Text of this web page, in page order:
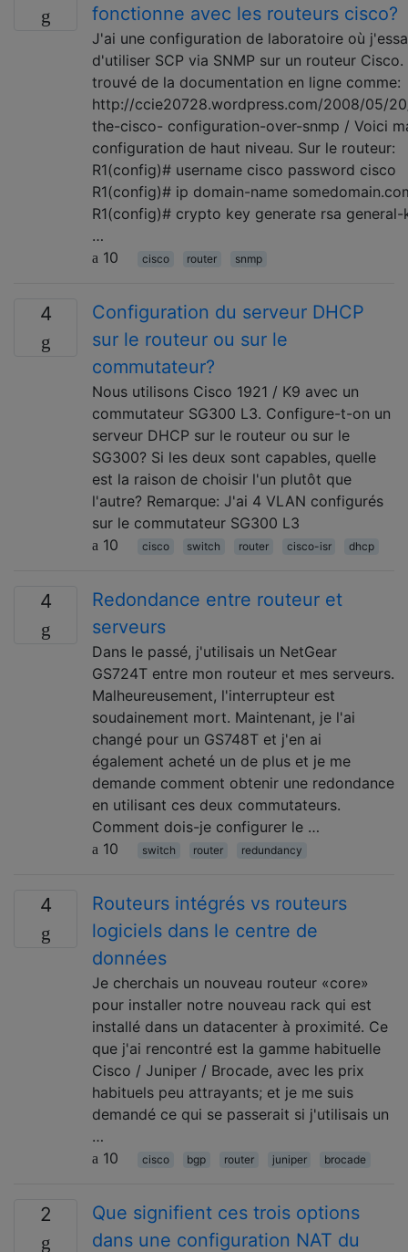
fonctionne avec les routeurs cisco?
J'ai une configuration de laboratoire où
d'utiliser SCP via SNMP sur un routeur
trouvé de la documentation en ligne comme:
http://ccie20728.wordpress.com/2008/05/
the-cisco- configuration-over-snmp / Voici
configuration de haut niveau. Sur le routeur:
R1(config)# username cisco password cisco
R1(config)# ip domain-name
R1(config)# crypto key generate rsa general-
…
10
cisco router snmp
4
Configuration du serveur DHCP
sur le routeur ou sur le
commutateur?
Nous utilisons Cisco 1921 / K9 avec un
commutateur SG300 L3. Configure-t-on un
serveur DHCP sur le routeur ou sur le
SG300? Si les deux sont capables, quelle
est la raison de choisir l'un plutôt que
l'autre? Remarque: J'ai 4 VLAN configurés
sur le commutateur SG300 L3
10
cisco switch router cisco-isr dhcp
4
Redondance entre routeur et
serveurs
Dans le passé, j'utilisais un NetGear
GS724T entre mon routeur et mes serveurs.
Malheureusement, l'interrupteur est
soudainement mort. Maintenant, je l'ai
changé pour un GS748T et j'en ai
également acheté un de plus et je me
demande comment obtenir une redondance
en utilisant ces deux commutateurs.
Comment dois-je configurer le …
10
switch router redundancy
4
Routeurs intégrés vs routeurs
logiciels dans le centre de
données
Je cherchais un nouveau routeur «core»
pour installer notre nouveau rack qui est
installé dans un datacenter à proximité. Ce
que j'ai rencontré est la gamme habituelle
Cisco / Juniper / Brocade, avec les prix
habituels peu attrayants; et je me suis
demandé ce qui se passerait si j'utilisais un
…
10
cisco bgp router juniper brocade
2
Que signifient ces trois options
dans une configuration NAT du